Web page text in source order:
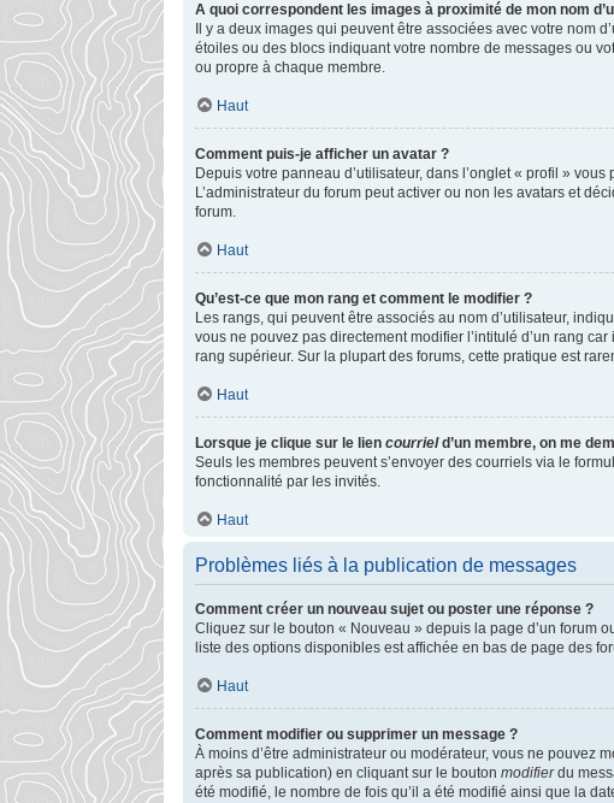
A quoi correspondent les images à proximité de mon nom
Il y a deux images qui peuvent être associées avec votre nom
étoiles ou des blocs indiquant votre nombre de messages ou
ou propre à chaque membre.
Haut
Comment puis-je afficher un avatar ?
Depuis votre panneau d’utilisateur, dans l’onglet « profil »
L’administrateur du forum peut activer ou non les avatars et
forum.
Haut
Qu’est-ce que mon rang et comment le modifier ?
Les rangs, qui peuvent être associés au nom d’utilisateur,
vous ne pouvez pas directement modifier l’intitulé d’un rang
rang supérieur. Sur la plupart des forums, cette pratique est
Haut
Lorsque je clique sur le lien courrield’un membre, on me
Seuls les membres peuvent s’envoyer des courriels via le
fonctionnalité par les invités.
Haut
Problèmes liés à la publication de messages
Comment créer un nouveau sujet ou poster une réponse ?
Cliquez sur le bouton « Nouveau » depuis la page d’un forum
liste des options disponibles est affichée en bas de page des
Haut
Comment modifier ou supprimer un message ?
À moins d’être administrateur ou modérateur, vous ne pouvez
après sa publication) en cliquant sur le bouton modifierdu
été modifié, le nombre de fois qu’il a été modifié ainsi que la